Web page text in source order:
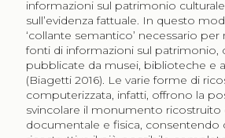
informazioni sul patrimonio
sull’evidenza fattuale. In questo
‘collante semantico’ necessario per
fonti di informazioni sul patrimonio,
pubblicate da musei, biblioteche e
(Biagetti 2016). Le varie forme di
computerizzata, infatti, offrono la
svincolare il monumento ricostruito
documentale e fisica, consentendo